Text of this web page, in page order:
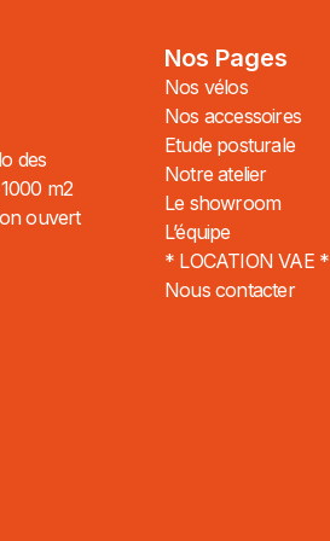
des
m2
ouvert
Nos Pages
Nos vélos
Nos accessoires
Etude posturale
Notre atelier
Le showroom
L’équipe
* LOCATION VAE *
Nous contacter